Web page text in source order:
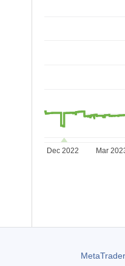
Dec 2022 Mar